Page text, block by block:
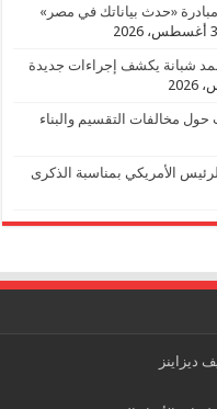
«حدث بياناتك في مصر»
3 أغسطس، 2026
شبانة يكشف إجراءات جديدة
مخالفات التقسيم والبناء
الأمريكي بمناسبة الذكرى
ديزاينز